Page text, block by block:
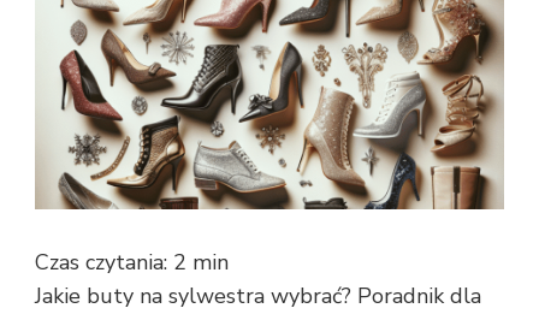
Czas czytania: 2 min
Jakie buty na sylwestra wybrać? Poradnik dla